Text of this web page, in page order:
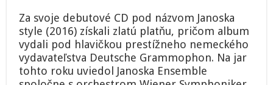
Za svoje debutové CD pod názvom Janoska
style (2016) získali zlatú platňu, pričom album
vydali pod hlavičkou prestížneho nemeckého
vydavateľstva Deutsche Grammophon. Na jar
tohto roku uviedol Janoska Ensemble